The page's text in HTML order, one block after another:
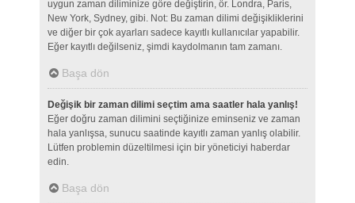
uygun zaman diliminize göre değiştirin, ör. Londra, Paris,
New York, Sydney, gibi. Not: Bu zaman dilimi değişikliklerini
ve diğer bir çok ayarları sadece kayıtlı kullanıcılar yapabilir.
Eğer kayıtlı değilseniz, şimdi kaydolmanın tam zamanı.
Başa dön
Değişik bir zaman dilimi seçtim ama saatler hala yanlış!
Eğer doğru zaman dilimini seçtiğinize eminseniz ve zaman
hala yanlışsa, sunucu saatinde kayıtlı zaman yanlış olabilir.
Lütfen problemin düzeltilmesi için bir yöneticiyi haberdar
edin.
Başa dön